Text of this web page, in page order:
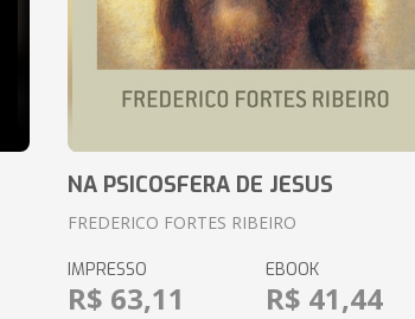
NA PSICOSFERA DE JESUS
FREDERICO FORTES RIBEIRO
IMPRESSO
R$ 63,11
EBOOK
R$ 41,44